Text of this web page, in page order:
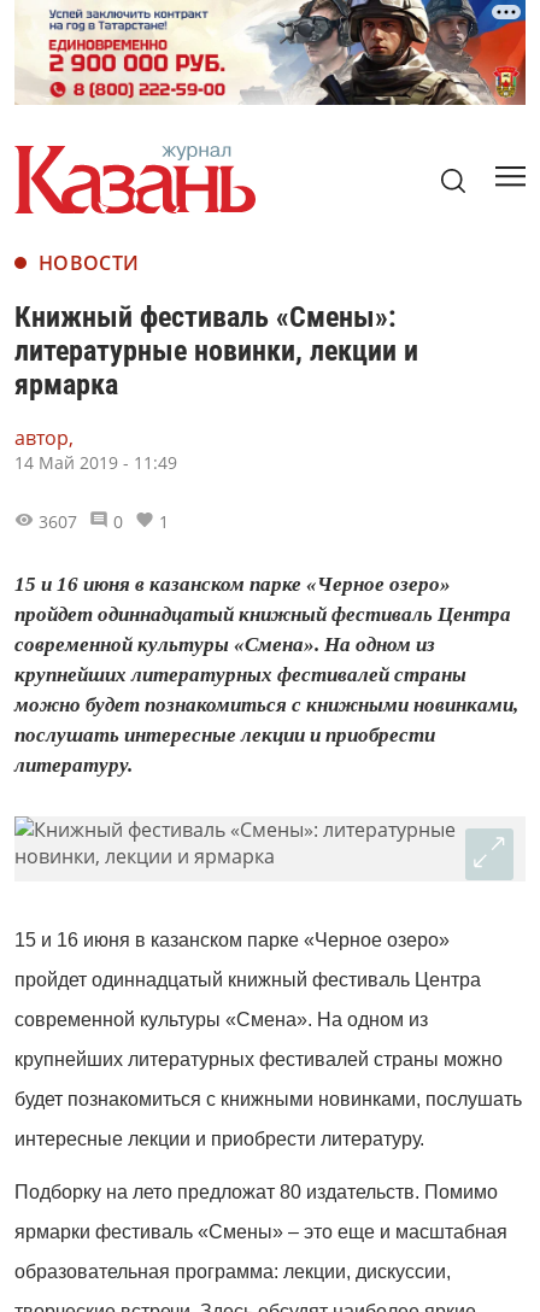
НОВОСТИ
Книжный фестиваль «Смены»:
литературные новинки, лекции и
ярмарка
автор,
14 Май 2019 - 11:49
3607 0 1
15 и 16 июня в казанском парке «Черное озеро»
пройдет одиннадцатый книжный фестиваль Центра
современной культуры «Смена». На одном из
крупнейших литературных фестивалей страны
можно будет познакомиться с книжными новинками,
послушать интересные лекции и приобрести
литературу.
15 и 16 июня в казанском парке «Черное озеро»
пройдет одиннадцатый книжный фестиваль Центра
современной культуры «Смена». На одном из
крупнейших литературных фестивалей страны можно
будет познакомиться с книжными новинками, послушать
интересные лекции и приобрести литературу.
Подборку на лето предложат 80 издательств. Помимо
ярмарки фестиваль «Смены» – это еще и масштабная
образовательная программа: лекции, дискуссии,